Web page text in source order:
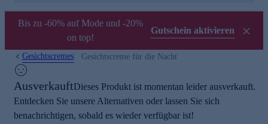
Bis zu -60% auf Mode und -20%
on top!
Gutschein aktivieren
Gesichtscremes Gesichtscreme für die Nacht
AusverkauftDieses Produkt ist momentan leider ausverkauft.
Entdecken Sie unsere Alternativen oder lassen Sie sich
benachrichtigen, sobald es wieder verfügbar ist!